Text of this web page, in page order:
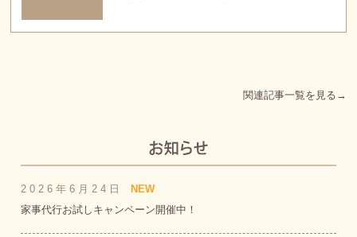
関連記事一覧を見る→
2026年6月24日
NEW
家事代行お試しキャンペーン開催中！